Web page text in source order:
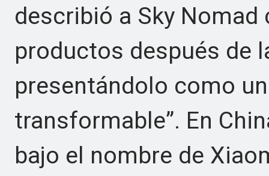
describió a Sky
productos después de
presentándolo como
transformable”. En
bajo el nombre de